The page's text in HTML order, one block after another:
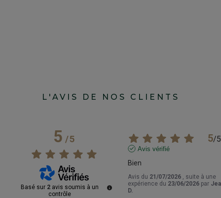
L'AVIS DE NOS CLIENTS
5/5
Basé sur 2 avis soumis à un
contrôle
5/5
Avis vérifié
Bien
Avis du 21/07/2026
, suite à une
expérience du 23/06/2026 par
D.